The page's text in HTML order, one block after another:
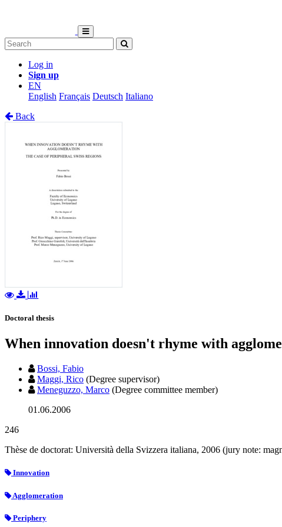
Log in
Sign up
EN
English Français Deutsch Italiano
Back
Doctoral thesis
When innovation doesn't rhyme with
Bossi, Fabio
Maggi, Rico (Degree supervisor)
Meneguzzo, Marco (Degree committee member)
01.06.2006
246
Thèse de doctorat: Università della Svizzera italiana, 2006 (jury note:
Innovation
Agglomeration
Periphery